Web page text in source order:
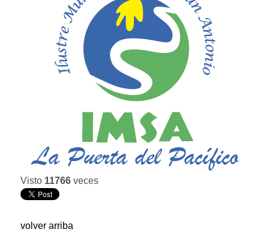
Visto 11766 veces
volver arriba